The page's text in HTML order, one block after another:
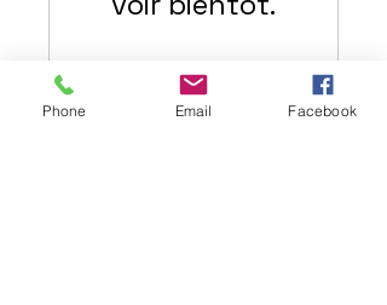
Phone Email Facebook